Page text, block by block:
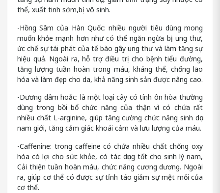
thể, xuất tinh sớm,bị vô sinh.
-Hồng Sâm của Hàn Quốc: nhiều người tiêu dùng mong
muốn khỏe mạnh hơn như có thể ngăn ngừa bị ung thư,
ức chế sự tái phát của tế bào gây ung thư và làm tăng sự
hiệu quả. Ngoài ra, hỗ trợ điều trị cho bệnh tiểu đường,
tăng lượng tuần hoàn trong máu, kháng thể, chống lão
hóa và làm đẹp cho da, khả năng sinh sản được nâng cao.
-Dương dâm hoắc: là một loại cây có tính ôn hòa thường
dùng trong bồi bổ chức năng của thận vì có chứa rất
nhiều chất L-arginine, giúp tăng cường chức năng sinh dục
nam giới, tăng cảm giác khoái cảm và lưu lượng của máu.
-Caffenine: trong caffeine có chứa nhiều chất chống oxy
hóa có lợi cho sức khỏe, có tác dụng tốt cho sinh lý nam,
Cải thiện tuần hoàn máu, chức năng cương dương. Ngoài
ra, giúp cơ thể có được sự tỉnh táo giảm sự mệt mỏi của
cơ thể.